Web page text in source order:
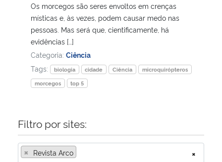
Ministério de Minas e Energia
Ministério da Ciência, Tecnologia, Inovações e Comunicações
Ministério do Meio Ambiente
Ministério do Turismo
Os morcegos são seres envoltos em crenças
místicas e, às vezes, podem causar medo nas
pessoas. Mas será que, cientificamente, há
evidências […]
Categoria: Ciência
Tags:
biologia cidade Ciência
microquirópteros
morcegos
top 5
Filtro por sites:
×
× Revista Arco